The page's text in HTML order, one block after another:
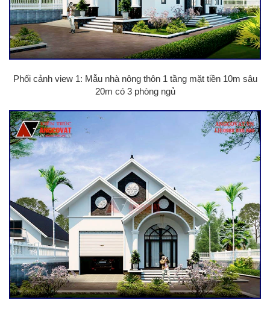
Phối cảnh view 1: Mẫu nhà nông thôn 1 tầng mặt tiền 10m sâu
20m có 3 phòng ngủ